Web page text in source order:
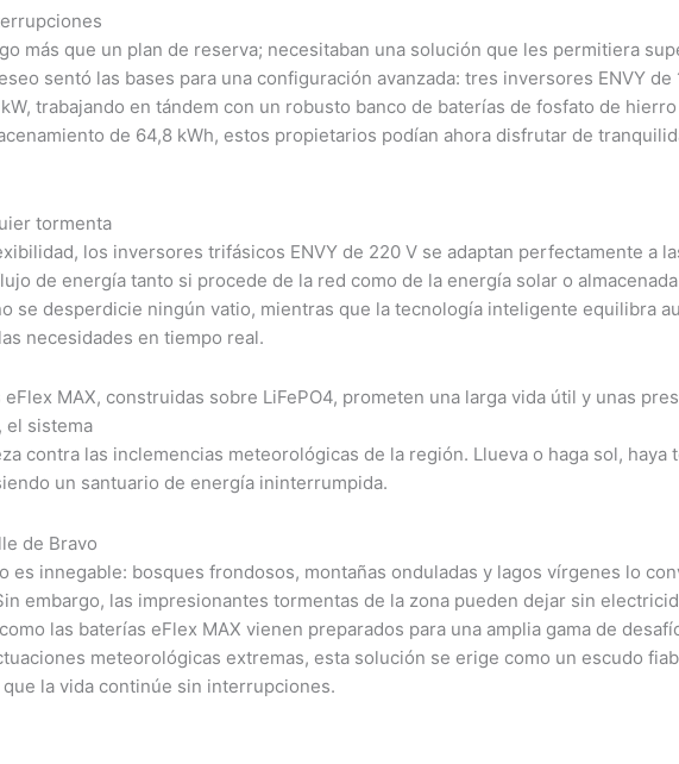
más que un plan de reserva; necesitaban una solución que les permitiera
sentó las bases para una configuración avanzada: tres inversores ENVY
trabajando en tándem con un robusto banco de baterías de fosfato de
de 64,8 kWh, estos propietarios podían ahora disfrutar de
tormenta
los inversores trifásicos ENVY de 220 V se adaptan perfectamente a
de energía tanto si procede de la red como de la energía solar o
se desperdicie ningún vatio, mientras que la tecnología inteligente equilibra
necesidades en tiempo real.
MAX, construidas sobre LiFePO4, prometen una larga vida útil y unas
el sistema
contra las inclemencias meteorológicas de la región. Llueva o haga sol, haya
un santuario de energía ininterrumpida.
de Bravo
es innegable: bosques frondosos, montañas onduladas y lagos vírgenes lo
embargo, las impresionantes tormentas de la zona pueden dejar sin
las baterías eFlex MAX vienen preparados para una amplia gama de
meteorológicas extremas, esta solución se erige como un escudo
la vida continúe sin interrupciones.